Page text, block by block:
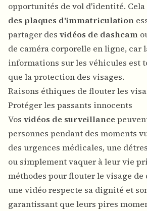
opportunités de vol d'identité. Cela
des plaques d'immatriculation
partager des vidéos de dashcam
de caméra corporelle en ligne, car
informations sur les véhicules est
que la protection des visages.
Raisons éthiques de flouter les
Protéger les passants innocents
Vos vidéos de surveillance
personnes pendant des moments
des urgences médicales, une
ou simplement vaquer à leur vie
méthodes pour flouter le visage de
une vidéo respecte sa dignité et
garantissant que leurs pires